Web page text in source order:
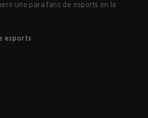
uno para fans de esports en la
esports